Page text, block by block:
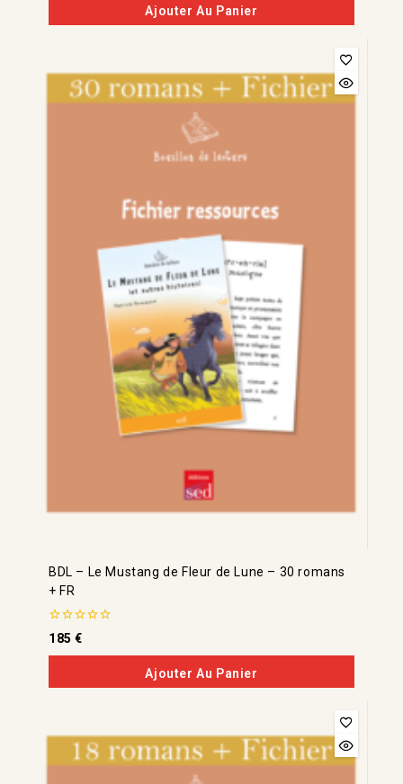
Ajouter Au Panier
BDL – Le Mustang de Fleur de Lune – 30 romans
+ FR
0
de
5
185€
Ajouter Au Panier